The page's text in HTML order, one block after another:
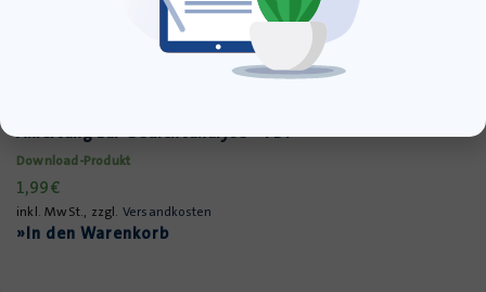
Anleitung zur Gedichtanalyse – PDF
Download-Produkt
1,99€
inkl. MwSt., zzgl. Versandkosten
»In den Warenkorb